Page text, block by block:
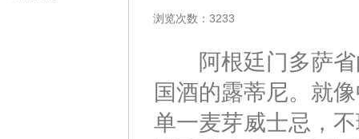
浏览次数：3233
阿根廷门多萨省
国酒的露蒂尼。就
单一麦芽威士忌，